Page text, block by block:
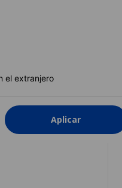
el extranjero
Aplicar
MÁS INFORMACIÓN